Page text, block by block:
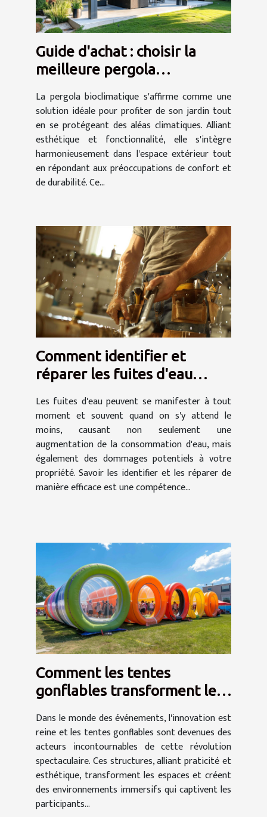
Guide d'achat : choisir la
meilleure pergola
jardin
La pergola bioclimatique s'affirme comme une
solution idéale pour profiter de son jardin tout
en se protégeant des aléas climatiques. Alliant
esthétique et fonctionnalité, elle s'intègre
harmonieusement dans l'espace extérieur tout
en répondant aux préoccupations de confort et
de durabilité. Ce...
Comment identifier et
réparer les fuites d'eau
Les fuites d'eau peuvent se manifester à tout
moment et souvent quand on s'y attend le
moins, causant non seulement une
augmentation de la consommation d'eau, mais
également des dommages potentiels à votre
propriété. Savoir les identifier et les réparer de
manière efficace est une compétence...
Comment les tentes
gonflables transforment les
Dans le monde des événements, l'innovation est
reine et les tentes gonflables sont devenues des
acteurs incontournables de cette révolution
spectaculaire. Ces structures, alliant praticité et
esthétique, transforment les espaces et créent
des environnements immersifs qui captivent les
participants...